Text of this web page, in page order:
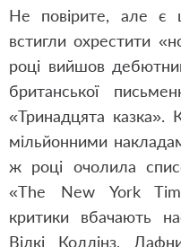
Не повірите, але
встигли охрестити
році вийшов
британської
«Тринадцята казка».
мільйонними
ж році очолила
«The New York
критики вбачають
Вілкі Коллінз,